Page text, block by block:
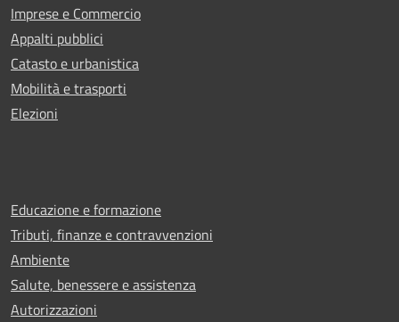
Imprese e Commercio
Appalti pubblici
Catasto e urbanistica
Mobilità e trasporti
Elezioni
Educazione e formazione
Tributi, finanze e contravvenzioni
Ambiente
Salute, benessere e assistenza
Autorizzazioni